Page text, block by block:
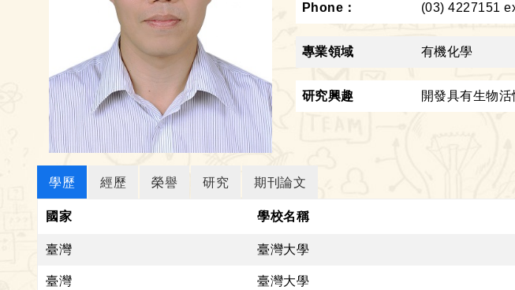
Phone： (03) 4227151
專業領域 有機化學
研究興趣 開發具有生物
學歷 經歷 榮譽 研究 期刊論文
國家 學校名稱
臺灣 臺灣大學
臺灣 臺灣大學